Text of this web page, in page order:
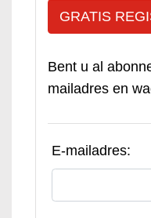
GRATIS
Bent u al
mailadres en
E-mailadres: